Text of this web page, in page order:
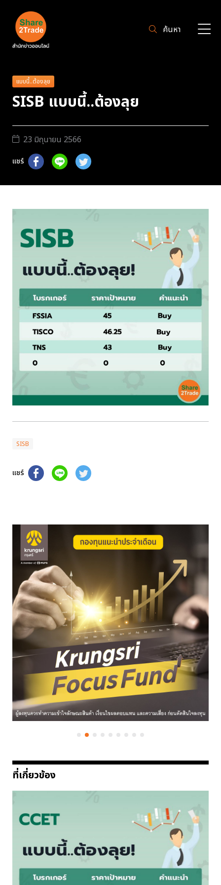
ค้นหา
แบบนี้..ต้องลุย
SISB แบบนี้..ต้องลุย
23 มิถุนายน 2566
แชร์
SISB
แชร์
ที่เกี่ยวข้อง